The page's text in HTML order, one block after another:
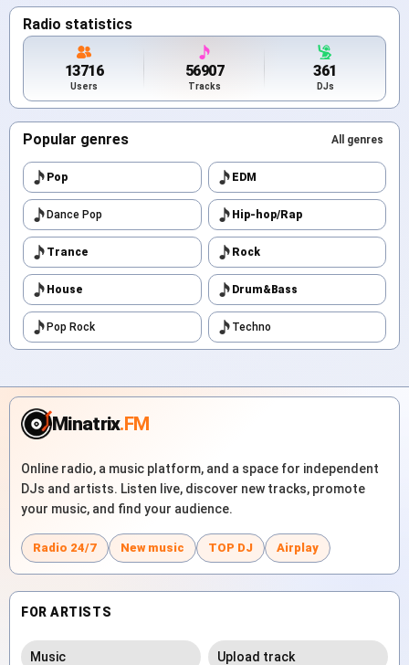
Radio statistics
13716
Users
56907
Tracks
361
DJs
Popular genres All genres
Pop EDM
Dance Pop Hip-hop/Rap
Trance Rock
House Drum&Bass
Pop Rock Techno
Minatrix.FM
Online radio, a music platform, and a space for independent
DJs and artists. Listen live, discover new tracks, promote
your music, and find your audience.
Radio 24/7 New music TOP DJ Airplay
FOR ARTISTS
Music Upload track